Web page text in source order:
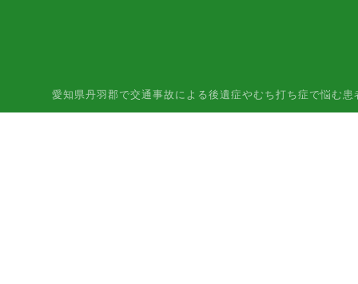
愛知県丹羽郡で交通事故による後遺症やむち打ち症で悩